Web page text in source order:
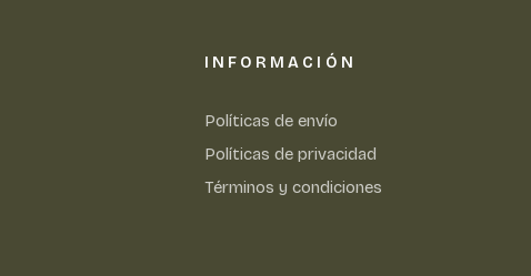
INFORMACIÓN
Políticas de envío
Políticas de privacidad
Términos y condiciones